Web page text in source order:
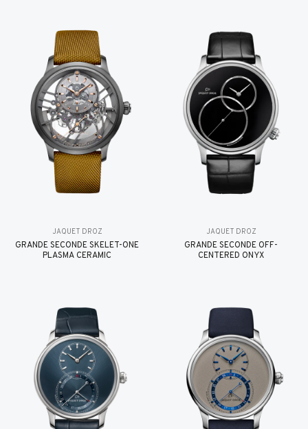
JAQUET DROZ
GRANDE SECONDE SKELET-ONE
PLASMA CERAMIC
JAQUET DROZ
GRANDE SECONDE OFF-
CENTERED ONYX